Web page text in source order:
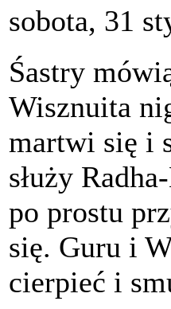
sobota, 31
Śastry
Wisznuita
martwi się i
służy
po prostu
się. Guru i
cierpieć i